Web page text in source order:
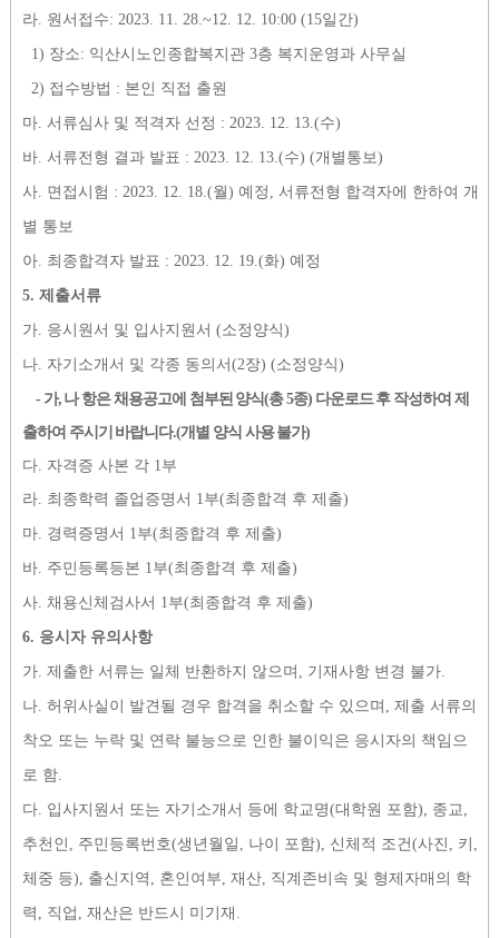
라. 원서접수: 2023. 11. 28.~12. 12. 10:00 (15일간)
1) 장소: 익산시노인종합복지관 3층 복지운영과 사무실
2) 접수방법 : 본인 직접 출원
마. 서류심사 및 적격자 선정 : 2023. 12. 13.(수)
바. 서류전형 결과 발표 : 2023. 12. 13.(수) (개별통보)
사. 면접시험 : 2023. 12. 18.(월) 예정 , 서류전형 합격자에 한하여 개
별 통보
아. 최종합격자 발표 : 2023. 12. 19.(화) 예정
5. 제출서류
가. 응시원서 및 입사지원서 (소정양식)
나. 자기소개서 및 각종 동의서 (2장) (소정양식)
- 가, 나 항은 채용공고에 첨부된 양식(총5종) 다운로드 후 작성하여 제
출하여 주시기 바랍니다.(개별 양식 사용 불가)
다. 자격증 사본 각 1부
라. 최종학력 졸업증명서 1부(최종합격 후 제출)
마. 경력증명서 1부(최종합격 후 제출)
바. 주민등록등본 1부(최종합격 후 제출)
사. 채용신체검사서 1부(최종합격 후 제출)
6. 응시자 유의사항
가. 제출한 서류는 일체 반환하지 않으며 , 기재사항 변경 불가.
나. 허위사실이 발견될 경우 합격을 취소할 수 있으며 , 제출 서류의
착오 또는 누락 및 연락 불능으로 인한 불이익은 응시자의 책임으
로 함.
다. 입사지원서 또는 자기소개서 등에 학교명(대학원 포함), 종교,
추천인 , 주민등록번호(생년월일 , 나이 포함), 신체적 조건(사진 , 키 ,
체중 등), 출신지역 , 혼인여부, 재산, 직계존비속 및 형제자매의 학
력 , 직업 , 재산은 반드시 미기재 .